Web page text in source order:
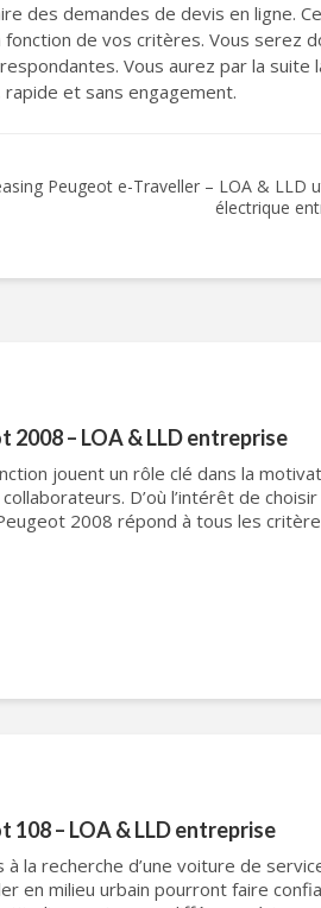
des demandes de devis en ligne.
de vos critères. Vous serez
Vous aurez par la suite
et sans engagement.
Peugeot e-Traveller – LOA & LLD
électrique
2008 – LOA & LLD entreprise
jouent un rôle clé dans la
D’où l’intérêt de
2008 répond à tous les
108 – LOA & LLD entreprise
à la recherche d’une voiture de
en milieu urbain pourront faire